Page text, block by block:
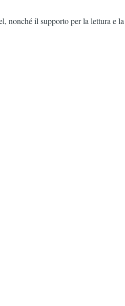
nonché il supporto per la lettura e la